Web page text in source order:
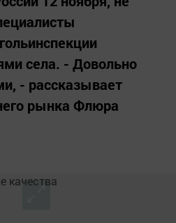
села. - Довольно
- рассказывает
рынка Флюра